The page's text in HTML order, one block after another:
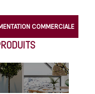
COMMERCIALE